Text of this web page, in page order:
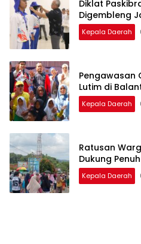
Diklat
Digembleng
Kepala Daerah
Pengawasan
Lutim di
Kepala Daerah
Ratusan
Dukung
Kepala Daerah